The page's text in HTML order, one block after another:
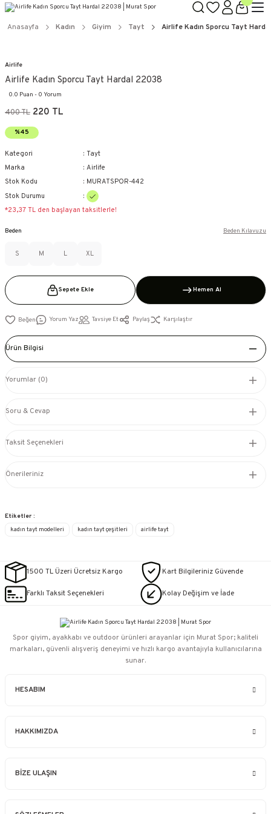
Anasayfa Kadın Giyim Tayt Airlife Kadın Sporcu Tayt
Airlife
Airlife Kadın Sporcu Tayt Hardal 22038
0.0 Puan - 0 Yorum
400 TL 220 TL
%45
Kategori
Tayt
Marka
Airlife
Stok Kodu
MURATSPOR-442
Stok Durumu
*23,37 TL den başlayan taksitlerle!
Beden
S M L XL
Beden Kılavuzu
Sepete Ekle Hemen Al
Yorum Yaz Tavsiye Et Paylaş Karşılaştır
Ürün Bilgisi
Yorumlar (0)
Soru & Cevap
Taksit Seçenekleri
Önerileriniz
Etiketler :
kadın tayt modelleri
kadın tayt çeşitleri airlife tayt
1500 TL Üzeri Ücretsiz Kargo Kart Bilgileriniz Güvende
Farklı Taksit Seçenekleri Kolay Değişim ve İade
HESABIM
HAKKIMIZDA
BİZE ULAŞIN
Spor giyim, ayakkabı ve outdoor ürünleri arayanlar için Murat Spor; kaliteli
markaları, güvenli alışveriş deneyimi ve hızlı kargo avantajıyla kullanıcılarına
sunar.